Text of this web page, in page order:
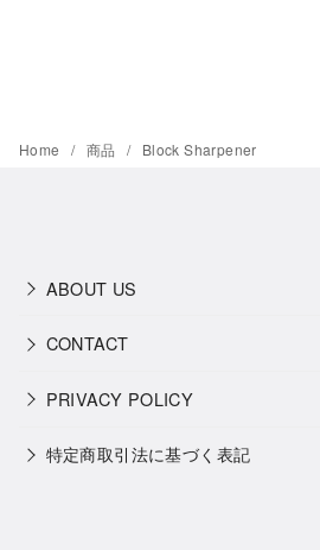
Home 商品 Block Sharpener
ABOUT US
CONTACT
PRIVACY POLICY
特定商取引法に基づく表記